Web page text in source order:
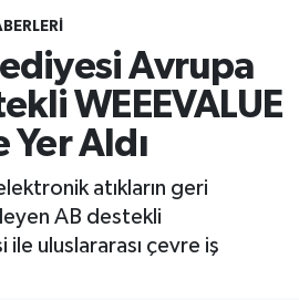
Avrupa
WEEEVALUE
Yer Aldı
atıkların geri
AB destekli
ile uluslararası çevre iş